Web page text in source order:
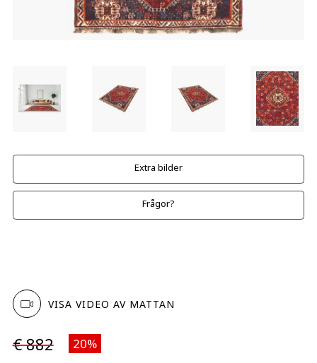
Extra bilder
Frågor?
VISA VIDEO AV MATTAN
€ 882 20%